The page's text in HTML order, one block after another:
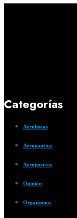
Categorías
Aerolíneas
Aeronautica
Aeropuertos
Opinión
Organismos